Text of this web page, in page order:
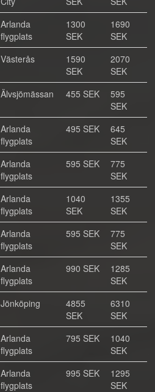
Arlanda
flygplats
1300
SEK
1690
SEK
Västerås
1590
SEK
2070
SEK
Älvsjömässan 455 SEK
595
SEK
Arlanda
flygplats
495 SEK
645
SEK
Arlanda
flygplats
595 SEK
775
SEK
Arlanda
flygplats
1040
SEK
1355
SEK
Arlanda
flygplats
595 SEK
775
SEK
Arlanda
flygplats
990 SEK
1285
SEK
Jönköping
4855
SEK
6310
SEK
Arlanda
flygplats
795 SEK
1040
SEK
Arlanda
flygplats
995 SEK
1295
SEK